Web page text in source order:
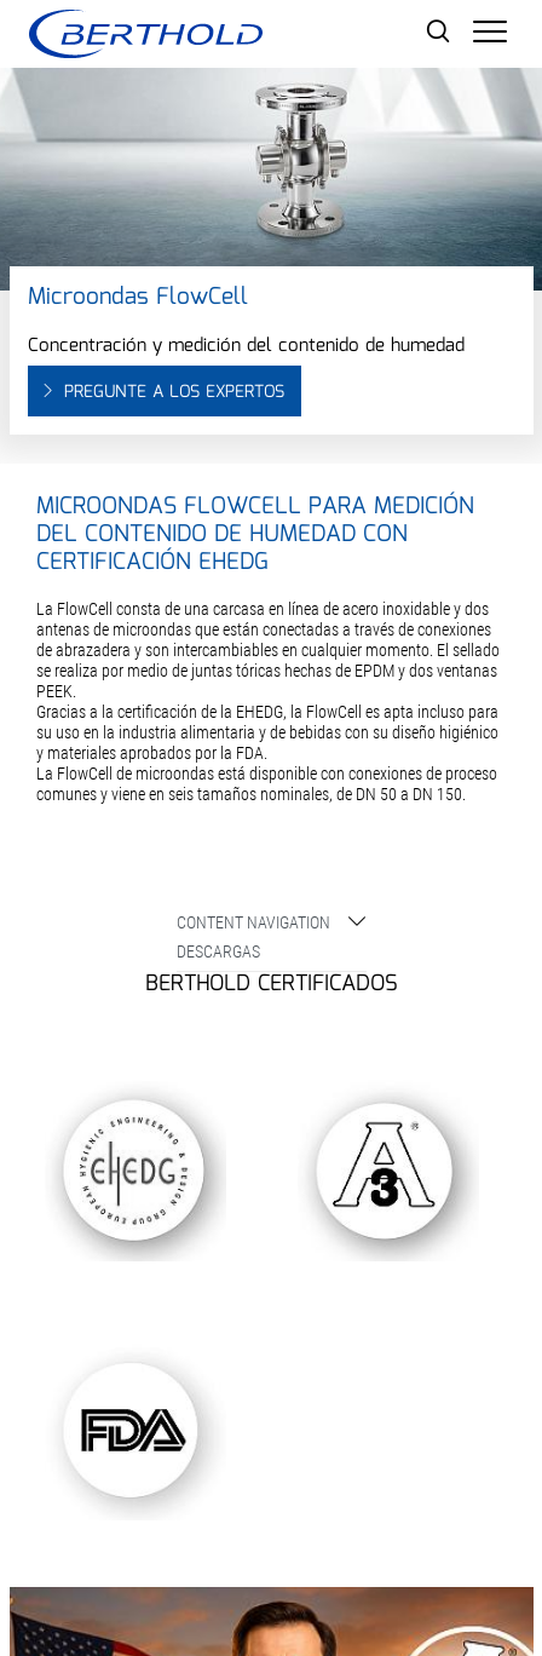
Microondas FlowCell
Concentración y medición del contenido de humedad
PREGUNTE A LOS EXPERTOS
MICROONDAS FLOWCELL PARA MEDICIÓN
DEL CONTENIDO DE HUMEDAD CON
CERTIFICACIÓN EHEDG
La FlowCell consta de una carcasa en línea de acero inoxidable y dos
antenas de microondas que están conectadas a través de conexiones
de abrazadera y son intercambiables en cualquier momento. El sellado
se realiza por medio de juntas tóricas hechas de EPDM y dos ventanas
PEEK.
Gracias a la certificación de la EHEDG, la FlowCell es apta incluso para
su uso en la industria alimentaria y de bebidas con su diseño higiénico
y materiales aprobados por la FDA.
La FlowCell de microondas está disponible con conexiones de proceso
comunes y viene en seis tamaños nominales, de DN 50 a DN 150.
CONTENT NAVIGATION
DESCARGAS
BERTHOLD CERTIFICADOS